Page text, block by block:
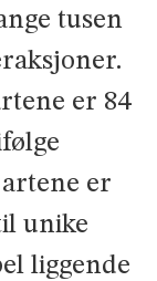
tusen
er 84
er
unike
liggende